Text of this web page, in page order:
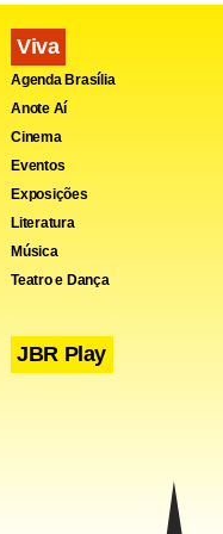
Viva
Agenda Brasília
Anote Aí
Cinema
Eventos
Exposições
Literatura
Música
Teatro e Dança
JBR Play